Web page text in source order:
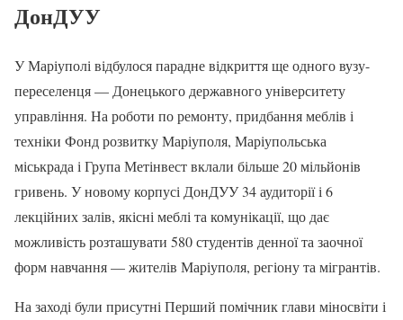
ДонДУУ
У Маріуполі відбулося парадне відкриття ще одного вузу-
переселенця — Донецького державного університету
управління. На роботи по ремонту, придбання меблів і
техніки Фонд розвитку Маріуполя, Маріупольська
міськрада і Група Метінвест вклали більше 20 мільйонів
гривень. У новому корпусі ДонДУУ 34 аудиторії і 6
лекційних залів, якісні меблі та комунікації, що дає
можливість розташувати 580 студентів денної та заочної
форм навчання — жителів Маріуполя, регіону та мігрантів.
На заході були присутні Перший помічник глави міносвіти і